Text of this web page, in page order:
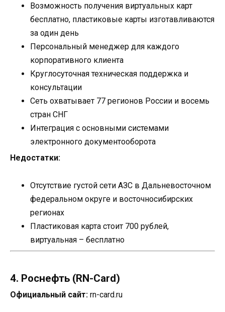
Возможность получения виртуальных карт
бесплатно, пластиковые карты изготавливаются
за один день
Персональный менеджер для каждого
корпоративного клиента
Круглосуточная техническая поддержка и
консультации
Сеть охватывает 77 регионов России и восемь
стран СНГ
Интеграция с основными системами
электронного документооборота
Недостатки:
Отсутствие густой сети АЗС в Дальневосточном
федеральном округе и восточносибирских
регионах
Пластиковая карта стоит 700 рублей,
виртуальная – бесплатно
4. Роснефть (RN-Card)
Официальный сайт: rn-card.ru